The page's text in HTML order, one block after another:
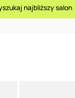
najbliższy salon